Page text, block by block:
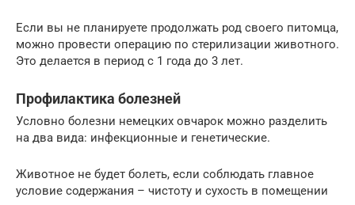
Если вы не планируете продолжать род своего питомца,
можно провести операцию по стерилизации животного.
Это делается в период с 1 года до 3 лет.
Профилактика болезней
Условно болезни немецких овчарок можно разделить
на два вида: инфекционные и генетические.
Животное не будет болеть, если соблюдать главное
условие содержания – чистоту и сухость в помещении